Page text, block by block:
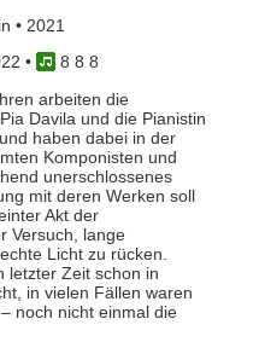
• 2021
•
8 8 8
arbeiten die
Davila und die Pianistin
haben dabei in der
Komponisten und
unerschlossenes
mit deren Werken soll
Akt der
Versuch, lange
Licht zu rücken.
letzter Zeit schon in
in vielen Fällen waren
noch nicht einmal die